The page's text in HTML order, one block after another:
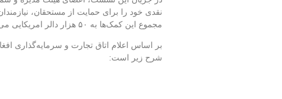
نقدی خود را برای حمایت از مستحقان،
مجموع این کمک‌ها به ۵۰ هزار دالر امریکایی می‌رسد.
بر اساس اعلام اتاق تجارت و سرمایه‌گذاری
شرح زیر است: